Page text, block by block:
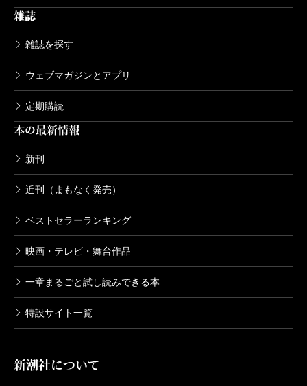
雑誌
雑誌を探す
ウェブマガジンとアプリ
定期購読
本の最新情報
新刊
近刊（まもなく発売）
ベストセラーランキング
映画・テレビ・舞台作品
一章まるごと試し読みできる本
特設サイト一覧
新潮社について